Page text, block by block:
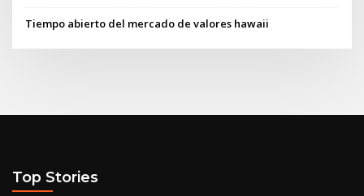
Tiempo abierto del mercado de valores hawaii
Top Stories